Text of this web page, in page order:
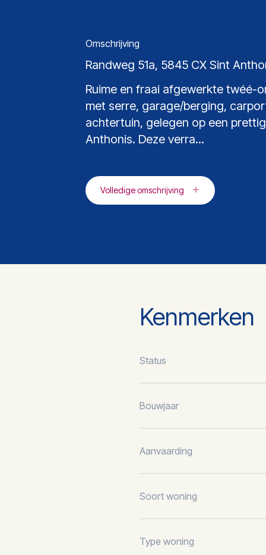
Omschrijving
Randweg 51a, 5845 CX Sint
Ruime en fraai afgewerkte twéé-
met serre, garage/berging,
achtertuin, gelegen op een
Anthonis. Deze verra...
Volledige omschrijving
Kenmerken
Status
Bouwjaar
Aanvaarding
Soort woning
Type woning